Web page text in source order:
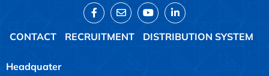
CONTACT RECRUITMENT DISTRIBUTION SYSTEM
Headquater